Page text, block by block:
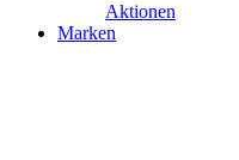
Aktionen
Marken